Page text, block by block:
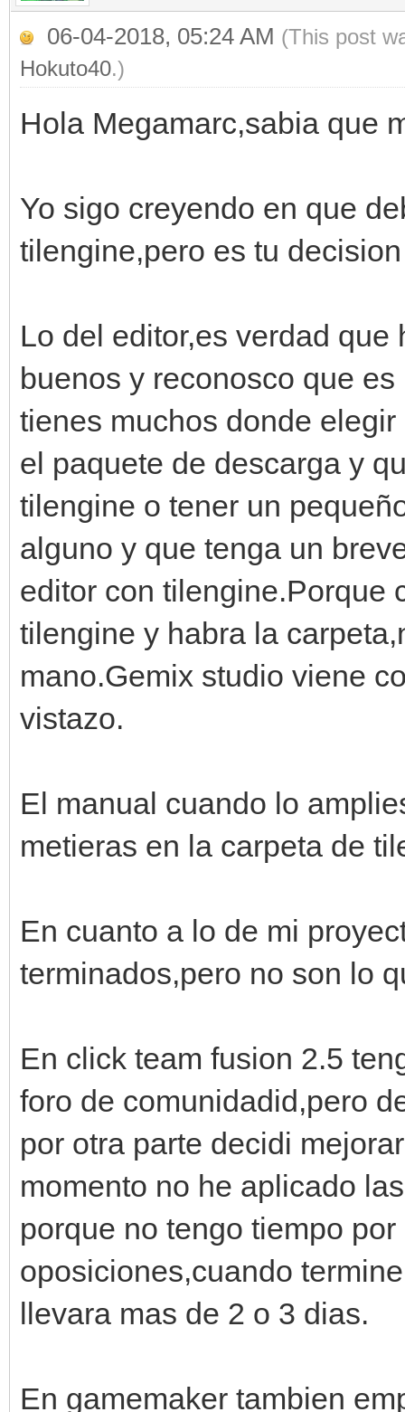
06-04-2018, 05:24 AM (This post
Hokuto40.)
Hola Megamarc,sabia que
Yo sigo creyendo en que
tilengine,pero es tu
Lo del editor,es verdad
buenos y reconosco que
tienes muchos donde
el paquete de descarga y
tilengine o tener un
alguno y que tenga un
editor con tilengine.Porque
tilengine y habra la
mano.Gemix studio viene
vistazo.
El manual cuando lo
metieras en la carpeta de
En cuanto a lo de mi
terminados,pero no son lo
En click team fusion 2.5
foro de comunidadid,pero
por otra parte decidi
momento no he aplicado
porque no tengo tiempo
oposiciones,cuando
llevara mas de 2 o 3 dias.
En gamemaker tambien